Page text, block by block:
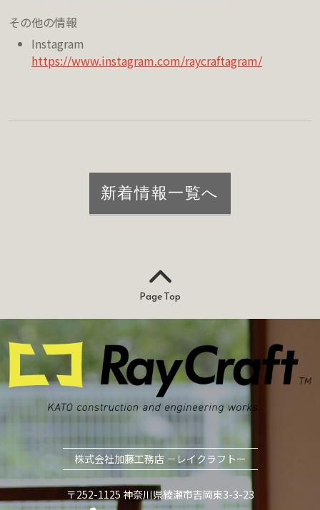
その他の情報
Instagram
https://www.instagram.com/raycraftagram/
新着情報一覧へ
Page Top
株式会社加藤工務店 －レイクラフトー
〒252-1125 神奈川県綾瀬市吉岡東3-3-23